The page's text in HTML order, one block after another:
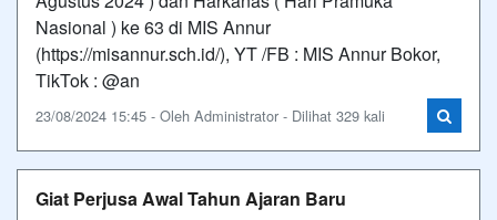
Nasional ) ke 63 di MIS Annur
(https://misannur.sch.id/), YT /FB : MIS Annur Bokor,
TikTok : @an
23/08/2024 15:45 - Oleh Administrator - Dilihat 329 kali
Giat Perjusa Awal Tahun Ajaran Baru